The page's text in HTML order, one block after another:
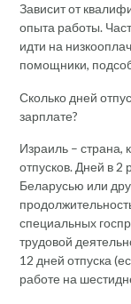
Зависит от
опыта работы.
идти на
помощники,
Сколько дней
зарплате?
Израиль – страна,
отпусков. Дней в
Беларусью или
специальных
трудовой
12 дней отпуска
работе на